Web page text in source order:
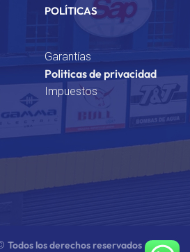
POLÍTICAS
Garantías
Politicas de privacidad
Impuestos
Todos los derechos reservados